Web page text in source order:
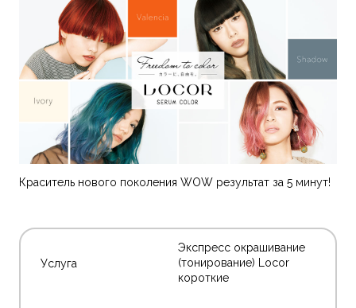
Краситель нового поколения WOW результат за 5 минут!
Экспресс окрашивание
(тонирование) Locor
короткие